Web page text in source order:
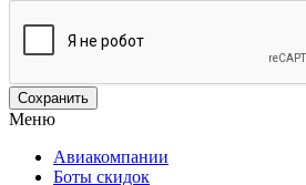
Меню
Авиакомпании
Боты скидок